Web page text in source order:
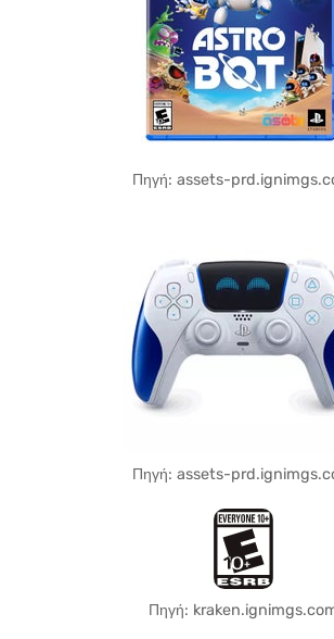
Πηγή: assets-
Πηγή: assets-
Πηγή: